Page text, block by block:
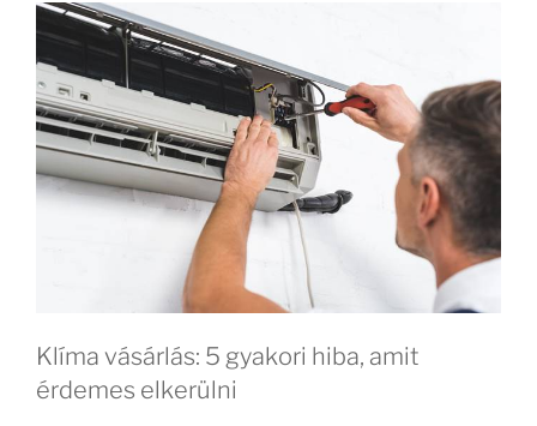
Klíma vásárlás: 5 gyakori hiba, amit
érdemes elkerülni